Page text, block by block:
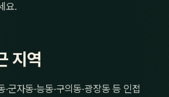
요.
지역
군자동·능동·구의동·광장동 등 인접